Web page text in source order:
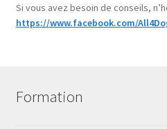
Si vous avez besoin de conseils,
https://www.facebook.com/
Formation